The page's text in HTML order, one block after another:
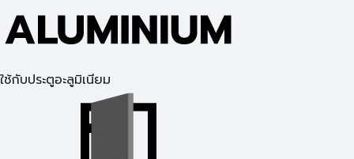
ใช้กับประตูอะลูมิเนียม